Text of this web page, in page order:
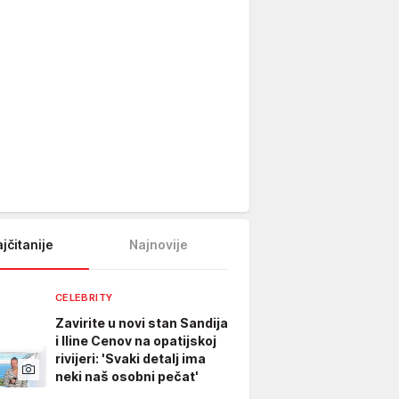
Najnovije
CELEBRITY
Zavirite u novi stan Sandija
i Iline Cenov na opatijskoj
rivijeri: 'Svaki detalj ima
neki naš osobni pečat'